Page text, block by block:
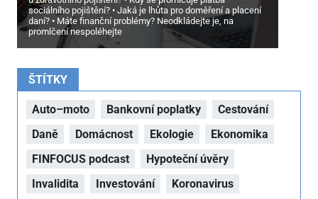
sociálního pojištění?
Jaká je lhůta pro doměření a placení
daní?
Máte finanční problémy? Neodkládejte je, na
promlčení nespoléhejte
ŠTÍTKY
Auto–moto Bankovní poplatky
Cestování
Daně
Domácnost Ekologie
Ekonomika
FINFOCUS podcast
Hypoteční úvěry
Invalidita
Investování
Koronavirus